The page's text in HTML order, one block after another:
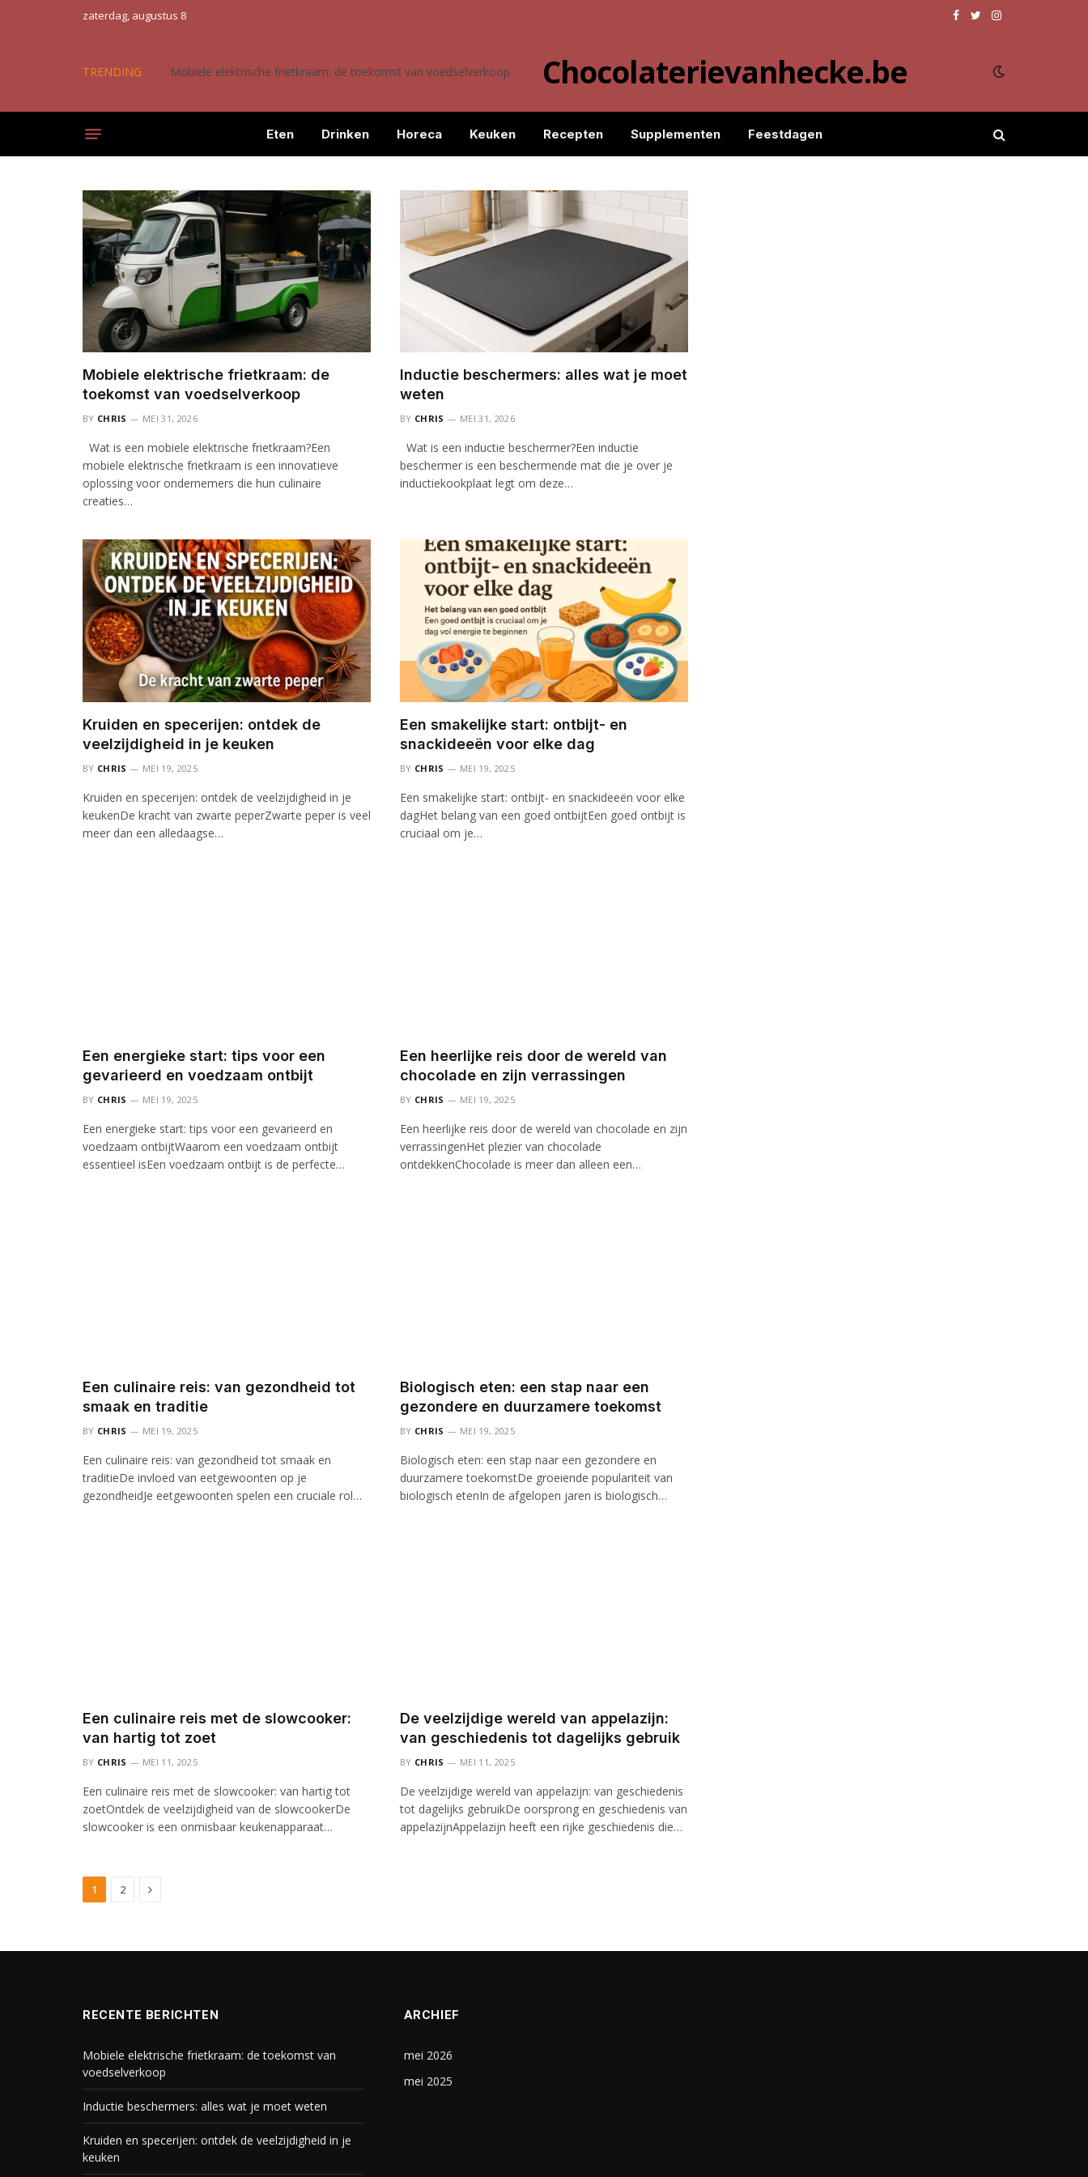
zaterdag, augustus 8 Facebook
TwitterInstagram
TRENDING Mobiele elektrische frietkraam: de toekomst van voedselverkoop Chocolaterievanhecke.be
Eten Drinken Horeca Keuken Recepten Supplementen Feestdagen
Mobiele elektrische frietkraam: de
toekomst van voedselverkoop
BY CHRIS MEI 31, 2026
Wat is een mobiele elektrische frietkraam?Een
mobiele elektrische frietkraam is een innovatieve
oplossing voor ondernemers die hun culinaire
creaties…
Inductie beschermers: alles wat je moet
weten
BY CHRIS MEI 31, 2026
Wat is een inductie beschermer?Een inductie
beschermer is een beschermende mat die je over je
inductiekookplaat legt om deze…
Kruiden en specerijen: ontdek de
veelzijdigheid in je keuken
BY CHRIS MEI 19, 2025
Kruiden en specerijen: ontdek de veelzijdigheid in je
keukenDe kracht van zwarte peperZwarte peper is veel
meer dan een alledaagse…
Een smakelijke start: ontbijt- en
snackideeën voor elke dag
BY CHRIS MEI 19, 2025
Een smakelijke start: ontbijt- en snackideeën voor elke
dagHet belang van een goed ontbijtEen goed ontbijt is
cruciaal om je…
Een energieke start: tips voor een
gevarieerd en voedzaam ontbijt
BY CHRIS MEI 19, 2025
Een energieke start: tips voor een gevarieerd en
voedzaam ontbijtWaarom een voedzaam ontbijt
essentieel isEen voedzaam ontbijt is de perfecte…
Een heerlijke reis door de wereld van
chocolade en zijn verrassingen
BY CHRIS MEI 19, 2025
Een heerlijke reis door de wereld van chocolade en zijn
verrassingenHet plezier van chocolade
ontdekkenChocolade is meer dan alleen een…
Een culinaire reis: van gezondheid tot
smaak en traditie
BY CHRIS MEI 19, 2025
Een culinaire reis: van gezondheid tot smaak en
traditieDe invloed van eetgewoonten op je
gezondheidJe eetgewoonten spelen een cruciale rol…
Biologisch eten: een stap naar een
gezondere en duurzamere toekomst
BY CHRIS MEI 19, 2025
Biologisch eten: een stap naar een gezondere en
duurzamere toekomstDe groeiende populariteit van
biologisch etenIn de afgelopen jaren is biologisch…
Een culinaire reis met de slowcooker:
van hartig tot zoet
BY CHRIS MEI 11, 2025
Een culinaire reis met de slowcooker: van hartig tot
zoetOntdek de veelzijdigheid van de slowcookerDe
slowcooker is een onmisbaar keukenapparaat…
De veelzijdige wereld van appelazijn:
van geschiedenis tot dagelijks gebruik
BY CHRIS MEI 11, 2025
De veelzijdige wereld van appelazijn: van geschiedenis
tot dagelijks gebruikDe oorsprong en geschiedenis van
appelazijnAppelazijn heeft een rijke geschiedenis die…
1 2 Next
RECENTE BERICHTEN
Mobiele elektrische frietkraam: de toekomst van
voedselverkoop
Inductie beschermers: alles wat je moet weten
Kruiden en specerijen: ontdek de veelzijdigheid in je
keuken
ARCHIEF
mei 2026
mei 2025